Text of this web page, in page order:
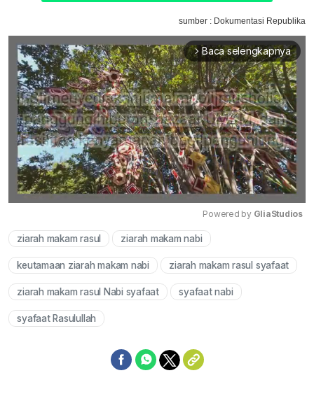
sumber : Dokumentasi Republika
arrow_forward_ios Baca selengkapnya
Powered by GliaStudios
ziarah makam rasul ziarah makam nabi
keutamaan ziarah makam nabi ziarah makam rasul syafaat
ziarah makam rasul Nabi syafaat syafaat nabi
syafaat Rasulullah